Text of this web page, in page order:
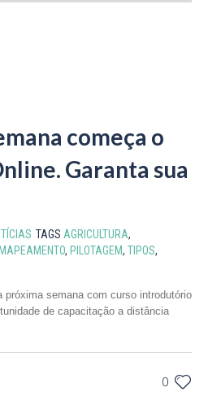
começa o
Garanta sua
TAGS AGRICULTURA,
MAPEAMENTO, PILOTAGEM, TIPOS,
próxima semana com curso introdutório
de capacitação a distância
0